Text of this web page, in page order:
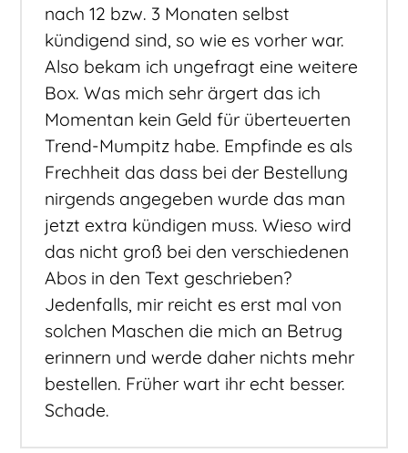
nach 12 bzw. 3 Monaten selbst
kündigend sind, so wie es vorher war.
Also bekam ich ungefragt eine weitere
Box. Was mich sehr ärgert das ich
Momentan kein Geld für überteuerten
Trend-Mumpitz habe. Empfinde es als
Frechheit das dass bei der Bestellung
nirgends angegeben wurde das man
jetzt extra kündigen muss. Wieso wird
das nicht groß bei den verschiedenen
Abos in den Text geschrieben?
Jedenfalls, mir reicht es erst mal von
solchen Maschen die mich an Betrug
erinnern und werde daher nichts mehr
bestellen. Früher wart ihr echt besser.
Schade.